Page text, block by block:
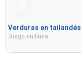
Verduras en tailandés
Juego en línea